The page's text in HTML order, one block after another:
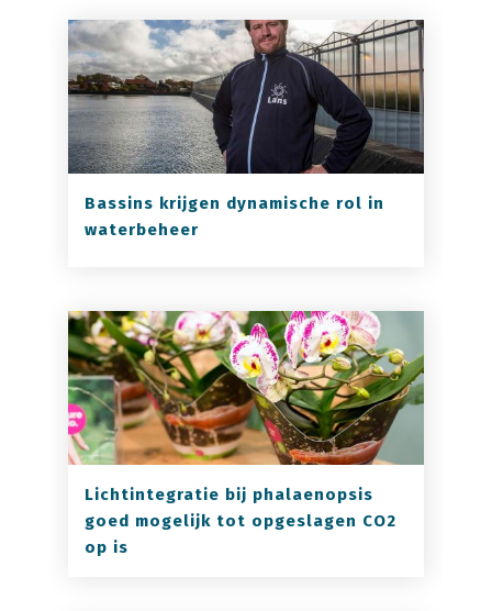
Bassins krijgen dynamische rol in
waterbeheer
Lichtintegratie bij phalaenopsis
goed mogelijk tot opgeslagen CO2
op is